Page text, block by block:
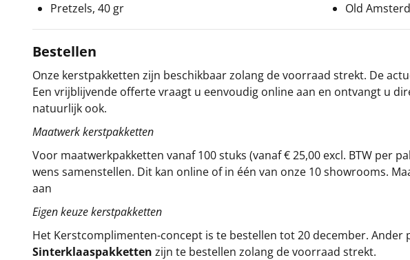
Pretzels, 40 gr
Old
Bestellen
Onze kerstpakketten zijn beschikbaar zolang de voorraad strekt. De
Een vrijblijvende offerte vraagt u eenvoudig online aan en ontvangt u
natuurlijk ook.
Maatwerk kerstpakketten
Voor maatwerkpakketten vanaf 100 stuks (vanaf € 25,00 excl. BTW per
wens samenstellen. Dit kan online of in één van onze 10 showrooms.
aan
Eigen keuze kerstpakketten
Het Kerstcomplimenten-concept is te bestellen tot 20 december. Ander
Sinterklaaspakketten zijn te bestellen zolang de voorraad strekt.